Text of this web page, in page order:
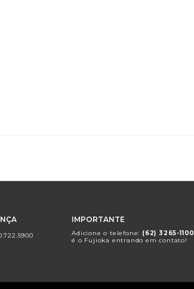
IMPORTANTE
Adicione o telefone: (62) 3265-1100
é o Fujioka entrando em contato!